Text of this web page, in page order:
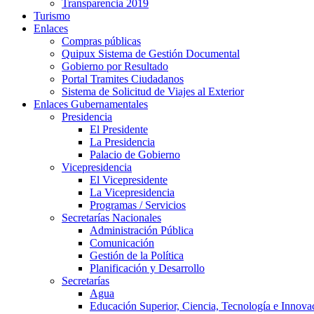
Transparencia 2019
Turismo
Enlaces
Compras públicas
Quipux Sistema de Gestión Documental
Gobierno por Resultado
Portal Tramites Ciudadanos
Sistema de Solicitud de Viajes al Exterior
Enlaces Gubernamentales
Presidencia
El Presidente
La Presidencia
Palacio de Gobierno
Vicepresidencia
El Vicepresidente
La Vicepresidencia
Programas / Servicios
Secretarías Nacionales
Administración Pública
Comunicación
Gestión de la Política
Planificación y Desarrollo
Secretarías
Agua
Educación Superior, Ciencia, Tecnología e